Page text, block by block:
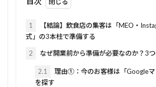
1
【結論】飲食店の集客は「MEO・
式」の3本柱で準備する
2 なぜ開業前から準備が必要なのか？3
2.1
理由①：今のお客様は「Google
を探す